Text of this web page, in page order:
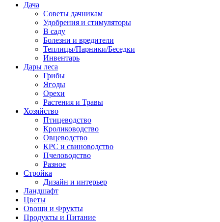
Дача
Советы дачникам
Удобрения и стимуляторы
В саду
Болезни и вредители
Теплицы/Парники/Беседки
Инвентарь
Дары леса
Грибы
Ягоды
Орехи
Растения и Травы
Хозяйство
Птицеводство
Кролиководство
Овцеводство
КРС и свиноводство
Пчеловодство
Разное
Стройка
Дизайн и интерьер
Ландшафт
Цветы
Овощи и Фрукты
Продукты и Питание